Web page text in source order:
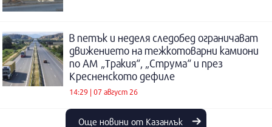
В петък и неделя следобед ограничават
движението на тежкотоварни камиони
по АМ „Тракия“, „Струма“ и през
Кресненското дефиле
14:29 | 07 август 26
Още новини от Казанлък